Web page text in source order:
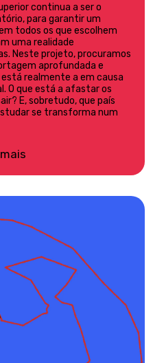
continua a ser o
para garantir um
todos os que escolhem
uma realidade
Neste projeto, procuramos
aprofundada e
realmente a em causa
O que está a afastar os
E, sobretudo, que país
se transforma num